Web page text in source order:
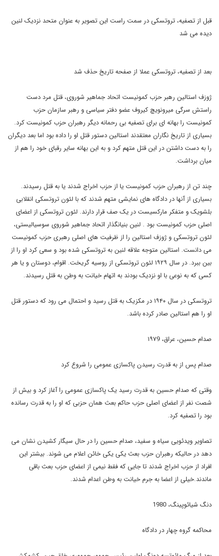
قبل از تصفیه، تروتسکی در سمت راست این تصویر به عنوان متحد نزدیک لنین
دیده می شد
بعد از تصفیه، تروتسکی عملا از صفحه تاریخ حذف شد
ژوزف استالین رهبر حزب کمونیست اتحاد جماهیر شوروی، قتل مرد دست
راستش سرگی میرونویچ کیروف عضو دفتر سیاسی و رهبر سازمان حزب
کمونیست را بهانه ای برای تصفیه بی رحمانه دیگر رهبران حزب کمونیست کرد.
بسیاری از تاریخ نگاران معتقدند استالین دستور قتل او را داده بود اما بعد دیگران
را به دست داشتن در این قتل متهم کرد و به این بهانه سایر رقبای خود را هم از
میان برداشت.
چند تن از رهبران حزب کمونیست یا از حزب اخراج شدند یا به قتل رسیدند.
بسیاری از آنها در دادگاه های نمایشی متهم شدند که با لئون تروتسکی انقلابی
بلشویک و متفکر مارکسیست در یک صف قرار دارند. لئون تروتسکی از اعضای
اصلی حزب کمونیست بود . لنین بنیانگذار اتحاد جماهیر شوروی سوسیالیستی،
لئون تروتسکی و ژوزف استالین را از ظرفیت های اصلی رهبری حزب کمونیست
می دانست. استالین متوجه علاقه لنین به تروتسکی شده بود و سعی کرد او را از
بین ببرد. در سال ۱۹۲۹ لئون تروتسکی از روسیه گریخت. اقوام، دوستان و یا هر
کسی که به نوعی با او نزدیک بودند به اتهام خیانت به وطن به قتل رسیدند.
تروتسکی در سال ۱۹۴۰ در مکزیک به قتل رسید و احتمال می رود که دستور قتل
او را هم استالین صادر کرده باشد.
صدام حسین، عراق، ۱۹۷9
صدام پس از به قدرت رسیدن پاکسازی عمومی را شروع کرد
وقتی که صدام حسین به قدرت رسید یک پاکسازی عمومی را آغاز کرد و بیش از
شصت نفر از اعضای اصلی حزب حاکم بعث همان حزبی که او را به قدرت رسانده
بود را تصفیه کرد.
تصاویر ویدئویی سیاه و سفید، صدام حسین را در حال سیگار کشیدن نشان می
دهد در حالیکه رهبران حزب بعث یکی یکی خائن اعلام می شوند. بیشتر این
افراد از حزب اخراج شدند تا جایی که فقط نیمی از اعضای حزب بعث باقی
ماندند.خیلی از اعضا به جرم خیانت به وطن اعدام شدند.
دنگ شیائوپینگ، 1980
محاکمه گروه چهار در دادگاه